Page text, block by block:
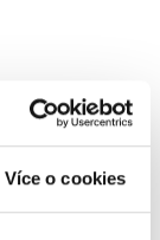
Více o cookies